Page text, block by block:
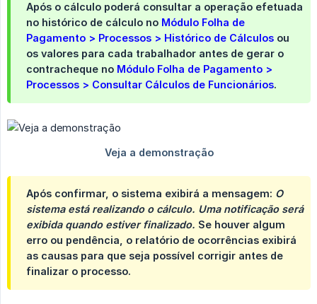
Após o cálculo poderá consultar a operação efetuada
no histórico de cálculo no Módulo Folha de
Pagamento > Processos > Histórico de Cálculos ou
os valores para cada trabalhador antes de gerar o
contracheque no Módulo Folha de Pagamento >
Processos > Consultar Cálculos de Funcionários.
Após confirmar, o sistema exibirá a mensagem: O
sistema está realizando o cálculo. Uma notificação será
exibida quando estiver finalizado. Se houver algum
erro ou pendência, o relatório de ocorrências exibirá
as causas para que seja possível corrigir antes de
finalizar o processo.